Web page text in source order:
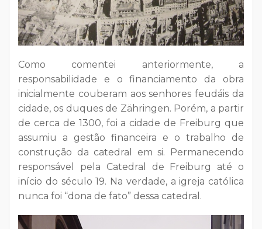
Como comentei anteriormente, a
responsabilidade e o financiamento da obra
inicialmente couberam aos senhores feudáis da
cidade, os duques de Zähringen. Porém, a partir
de cerca de 1300, foi a cidade de Freiburg que
assumiu a gestão financeira e o trabalho de
construção da catedral em si. Permanecendo
responsável pela Catedral de Freiburg até o
início do século 19. Na verdade, a igreja católica
nunca foi “dona de fato” dessa catedral.